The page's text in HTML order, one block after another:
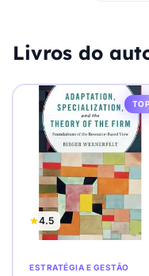
Livros do
TOP
4.5
ESTRATÉGIA E GESTÃO